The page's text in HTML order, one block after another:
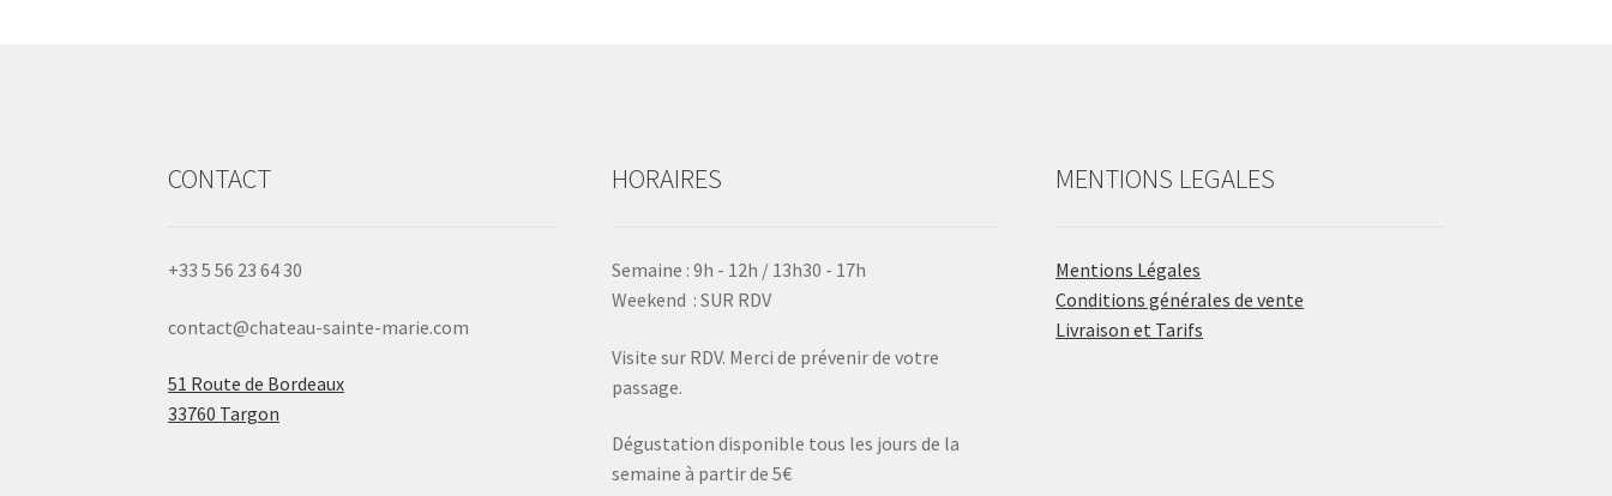
CONTACT
+33 5 56 23 64 30
contact@chateau-sainte-marie.com
51 Route de Bordeaux
33760 Targon
HORAIRES
Semaine : 9h - 12h / 13h30 - 17h
Weekend : SUR RDV
Visite sur RDV. Merci de prévenir de votre
passage.
Dégustation disponible tous les jours de la
semaine à partir de 5€
MENTIONS LEGALES
Mentions Légales
Conditions générales de vente
Livraison et Tarifs